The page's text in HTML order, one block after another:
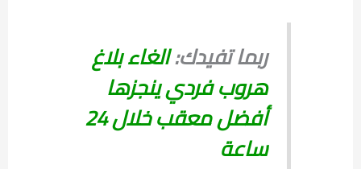
ربما تفيدك:الغاء بلاغ
هروب فردي ينجزها
أفضل معقب خلال 24
ساعة